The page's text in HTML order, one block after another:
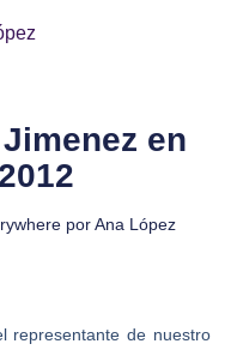
en
por Ana López
representante de nuestro